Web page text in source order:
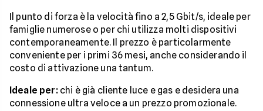
Il punto di forza è la velocità fino a 2,5 Gbit/s, ideale per
famiglie numerose o per chi utilizza molti dispositivi
contemporaneamente. Il prezzo è particolarmente
conveniente per i primi 36 mesi, anche considerando il
costo di attivazione una tantum.
Ideale per:chi è già cliente luce e gas e desidera una
connessione ultra veloce a un prezzo promozionale.